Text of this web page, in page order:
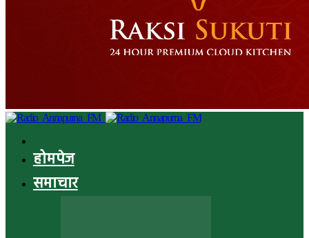
होमपेज
समाचार